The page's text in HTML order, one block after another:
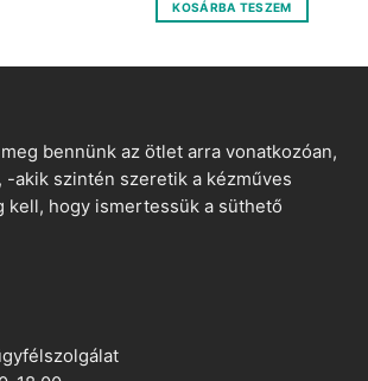
990 Ft.495 Ft.
KOSÁRBA TESZEM
bennünk az ötlet arra vonatkozóan,
-akik szintén szeretik a kézműves
kell, hogy ismertessük a süthető